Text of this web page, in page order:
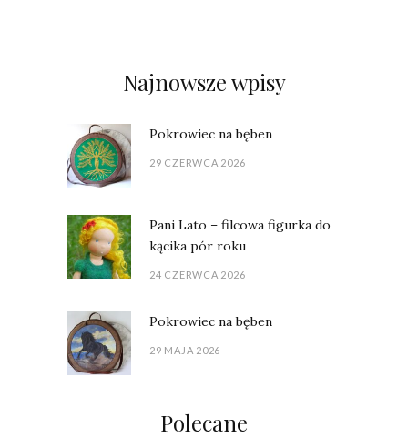
Najnowsze wpisy
Pokrowiec na bęben
29 CZERWCA 2026
Pani Lato – filcowa figurka do
kącika pór roku
24 CZERWCA 2026
Pokrowiec na bęben
29 MAJA 2026
Polecane